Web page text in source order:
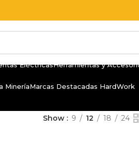
EléctricasHerramientas y
MineríaMarcas Destacadas HardWork
Show 9 12 18 24